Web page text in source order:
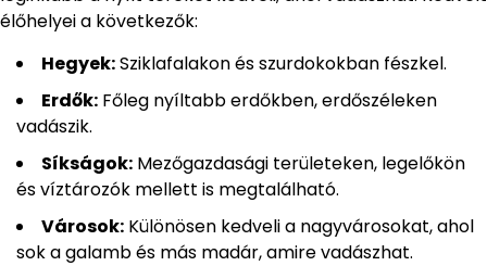
élőhelyei a következők:
Hegyek:Sziklafalakon és szurdokokban fészkel.
Erdők: Főleg nyíltabb erdőkben, erdőszéleken
vadászik.
Síkságok: Mezőgazdasági területeken, legelőkön
és víztározók mellett is megtalálható.
Városok: Különösen kedveli a nagyvárosokat, ahol
sok a galamb és más madár, amire vadászhat.